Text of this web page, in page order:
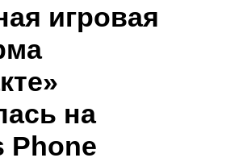
игровая
на
Phone